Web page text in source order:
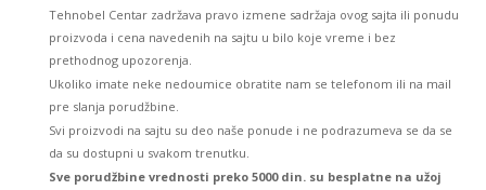
Tehnobel Centar zadržava pravo izmene sadržaja ovog sajta ili ponudu
proizvoda i cena navedenih na sajtu u bilo koje vreme i bez
prethodnog upozorenja.
Ukoliko imate neke nedoumice obratite nam se telefonom ili na mail
pre slanja porudžbine.
Svi proizvodi na sajtu su deo naše ponude i ne podrazumeva se da se
da su dostupni u svakom trenutku.
Sve porudžbine vrednosti preko 5000 din. su besplatne na užoj